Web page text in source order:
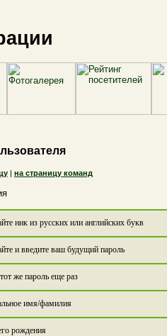
| на страницу команд
ник из русских или английских букв
и введите ваш будущий пароль
же пароль еще раз
имя/фамилия
рождения